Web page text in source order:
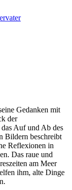
Gedanken mit
der
Auf und Ab des
Bildern beschreibt
Reflexionen in
Das raue und
am Meer
ihm, alte Dinge